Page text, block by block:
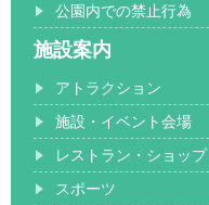
公園内での禁止行為
施設案内
アトラクション
施設・イベント会場
レストラン・ショップ
スポーツ